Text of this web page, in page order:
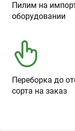
Пилим на
оборудовании
Переборка до
сорта на заказ